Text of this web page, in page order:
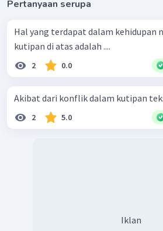
Pertanyaan serupa
Hal yang terdapat dalam kehidupan
kutipan di atas adalah ....
2 0.0
Akibat dari konflik dalam kutipan
2 5.0
Iklan